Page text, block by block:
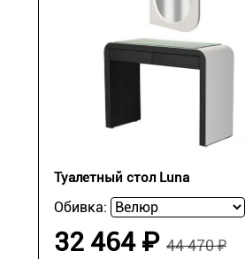
Туалетный стол Luna
Обивка:
44 470 ₽
32 464 ₽